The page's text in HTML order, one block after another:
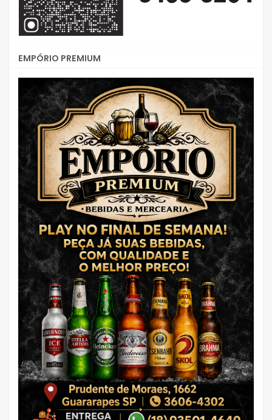
EMPÓRIO PREMIUM